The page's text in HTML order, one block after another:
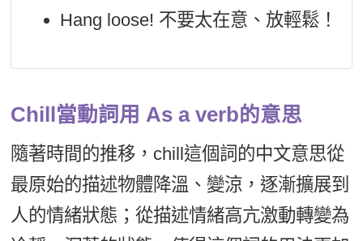
Hang loose! 不要太在意、放輕鬆！
Chill當動詞用 As a verb的意思
隨著時間的推移，chill這個詞的中文意思從
最原始的描述物體降溫、變涼，逐漸擴展到
人的情緒狀態；從描述情緒高亢激動轉變為